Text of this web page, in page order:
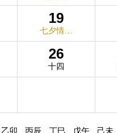
19
七夕情…
26
十四
乙卯 丙辰 丁巳 戊午 己未